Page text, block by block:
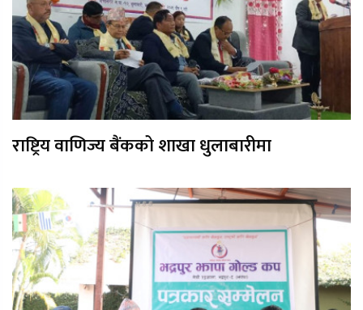
राष्ट्रिय वाणिज्य बैंकको शाखा धुलाबारीमा